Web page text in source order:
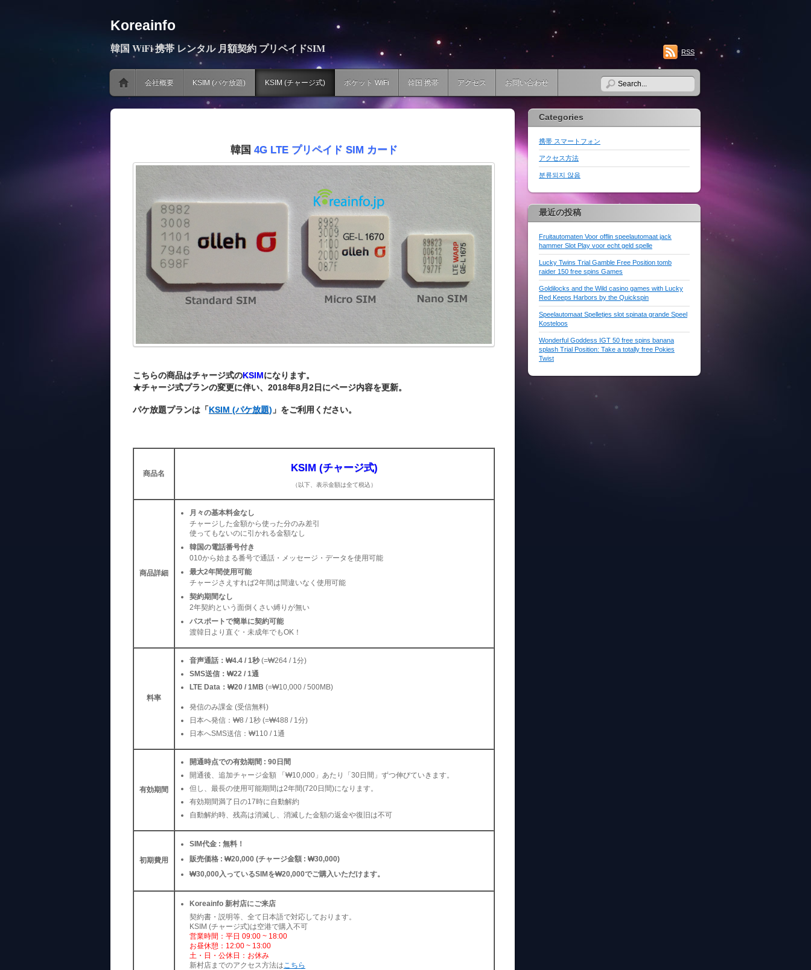
Koreainfo
韓国 WiFi 携帯 レンタル 月額契約 プリペイドSIM RSS
会社概要 KSIM (パケ放題) KSIM (チャージ式) ポケット WiFi 韓国 携帯 アクセス お問い合わせ
韓国 4G LTE プリペイド SIM カード
こちらの商品はチャージ式のKSIMになります。
★チャージ式プランの変更に伴い、2018年8月2日にページ内容を更新。
パケ放題プランは「KSIM (パケ放題) 」をご利用ください。
商品名 KSIM (チャージ式)
（以下、表示金額は全て税込）
商品詳細
月々の基本料金なし
チャージした金額から使った分のみ差引
使ってもないのに引かれる金額なし
韓国の電話番号付き
010から始まる番号で通話・メッセージ・データを使用可能
最大2年間使用可能
チャージさえすれば2年間は間違いなく使用可能
契約期間なし
2年契約という面倒くさい縛りが無い
パスポートで簡単に契約可能
渡韓日より直ぐ・未成年でもOK！
料率
音声通話：₩4.4 / 1秒(=₩264 / 1分)
SMS送信：₩22 / 1通
LTE Data：₩20 / 1MB (=₩10,000 / 500MB)
発信のみ課金 (受信無料)
日本へ発信：₩8 / 1秒 (=₩488 / 1分)
日本へSMS送信：₩110 / 1通
有効期間
開通時点での有効期間 : 90日間
開通後、追加チャージ金額 「₩10,000」あたり「30日間」ずつ伸びていきます。
但し、最長の使用可能期間は2年間(720日間)になります。
有効期間満了日の17時に自動解約
自動解約時、残高は消滅し、消滅した金額の返金や復旧は不可
初期費用
SIM代金 : 無料！
販売価格 : ₩20,000 (チャージ金額 : ₩30,000)
₩30,000入っているSIMを₩20,000でご購入いただけます。
Koreainfo 新村店にご来店
契約書・説明等、全て日本語で対応しております。
KSIM (チャージ式)は空港で購入不可
営業時間：平日 09:00 ~ 18:00
お昼休憩：12:00 ~ 13:00
土・日・公休日：お休み
新村店までのアクセス方法はこちら
Categories
携帯 スマートフォン
アクセス方法
분류되지 않음
最近の投稿
Fruitautomaten Voor offlin speelautomaat jack
hammer Slot Play voor echt geld spelle
Lucky Twins Trial Gamble Free Position tomb
raider 150 free spins Games
Goldilocks and the Wild casino games with Lucky
Red Keeps Harbors by the Quickspin
Speelautomaat Spelletjes slot spinata grande Speel
Kosteloos
Wonderful Goddess IGT 50 free spins banana
splash Trial Position: Take a totally free Pokies
Twist